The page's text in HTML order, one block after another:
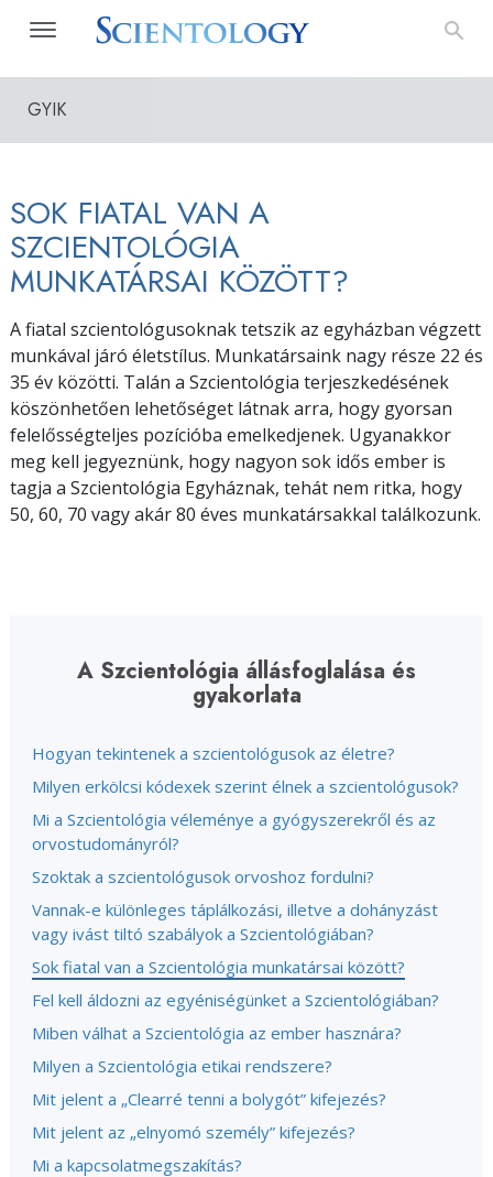
GYIK
SOK FIATAL VAN A
SZCIENTOLÓGIA
MUNKATÁRSAI KÖZÖTT?
A fiatal szcientológusoknak tetszik az egyházban végzett
munkával járó életstílus. Munkatársaink nagy része 22 és
35 év közötti. Talán a Szcientológia terjeszkedésének
köszönhetően lehetőséget látnak arra, hogy gyorsan
felelősségteljes pozícióba emelkedjenek. Ugyanakkor
meg kell jegyeznünk, hogy nagyon sok idős ember is
tagja a Szcientológia Egyháznak, tehát nem ritka, hogy
50, 60, 70 vagy akár 80 éves munkatársakkal találkozunk.
A Szcientológia állásfoglalása és
gyakorlata
Hogyan tekintenek a szcientológusok az életre?
Milyen erkölcsi kódexek szerint élnek a szcientológusok?
Mi a Szcientológia véleménye a gyógyszerekről és az
orvostudományról?
Szoktak a szcientológusok orvoshoz fordulni?
Vannak-e különleges táplálkozási, illetve a dohányzást
vagy ivást tiltó szabályok a Szcientológiában?
Sok fiatal van a Szcientológia munkatársai között?
Fel kell áldozni az egyéniségünket a Szcientológiában?
Miben válhat a Szcientológia az ember hasznára?
Milyen a Szcientológia etikai rendszere?
Mit jelent a „Clearré tenni a bolygót” kifejezés?
Mit jelent az „elnyomó személy” kifejezés?
Mi a kapcsolatmegszakítás?